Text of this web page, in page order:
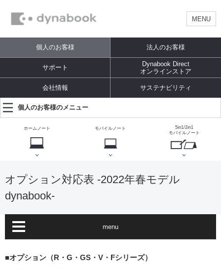
MENU
個人のお客様 法人のお客様
サポート
Dynabook Direct
オンラインストア
会社情報 サステナビリティ
個人のお客様のメニュー
ホームノート モバイルノート
5in1/2in1
モバイルノート
オプション対応表 -2022年春モデル
dynabook-
menu
■オプション（R・G・GS・V・Fシリーズ）